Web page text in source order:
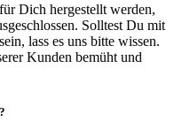
Dich hergestellt werden,
Solltest Du mit
lass es uns bitte wissen.
Kunden bemüht und